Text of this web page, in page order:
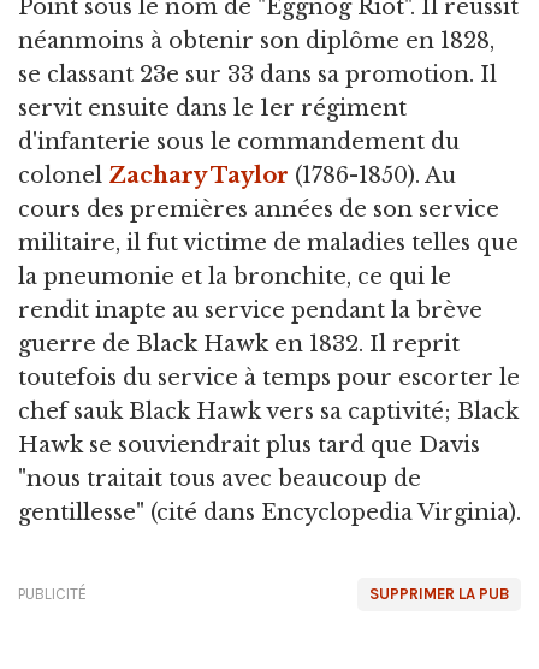
Point sous le nom de "Eggnog Riot". Il réussit
néanmoins à obtenir son diplôme en 1828,
se classant 23e sur 33 dans sa promotion. Il
servit ensuite dans le 1er régiment
d'infanterie sous le commandement du
colonel Zachary Taylor (1786-1850). Au
cours des premières années de son service
militaire, il fut victime de maladies telles que
la pneumonie et la bronchite, ce qui le
rendit inapte au service pendant la brève
guerre de Black Hawk en 1832. Il reprit
toutefois du service à temps pour escorter le
chef sauk Black Hawk vers sa captivité; Black
Hawk se souviendrait plus tard que Davis
"nous traitait tous avec beaucoup de
gentillesse" (cité dans Encyclopedia Virginia).
SUPPRIMER LA PUB
PUBLICITÉ